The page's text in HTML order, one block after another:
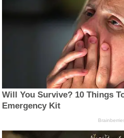
Will You Survive? 10 Things
Emergency Kit